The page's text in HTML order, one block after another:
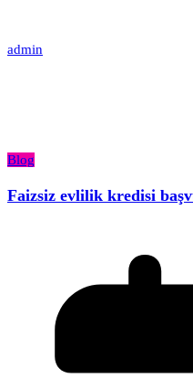
admin
Blog
Faizsiz evlilik kredisi